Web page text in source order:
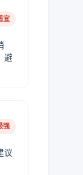
宜
避
强
议